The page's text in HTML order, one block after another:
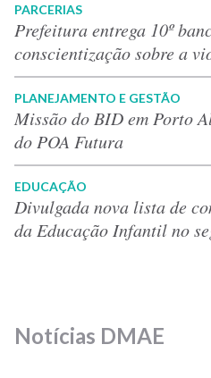
PARCERIAS
Prefeitura entrega 10º
conscientização sobre a
PLANEJAMENTO E GESTÃO
Missão do BID em Porto
do POA Futura
EDUCAÇÃO
Divulgada nova lista de
da Educação Infantil no
Notícias DMAE